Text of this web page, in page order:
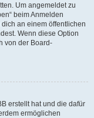
Um angemeldet zu
beim Anmelden
an einem öffentlichen
Wenn diese Option
von der Board-
erstellt hat und die dafür
ermöglichen